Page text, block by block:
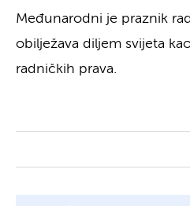
Međunarodni je praznik
obilježava diljem svijeta
radničkih prava.